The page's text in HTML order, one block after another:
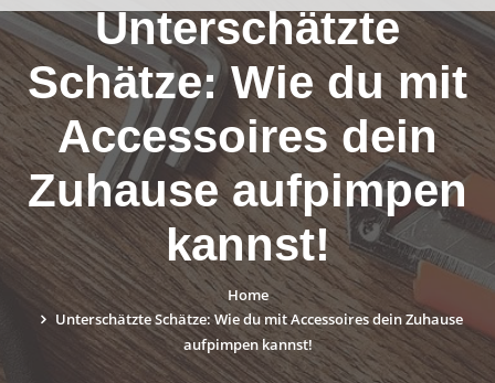
Unterschätzte
Schätze: Wie du mit
Accessoires dein
Zuhause aufpimpen
kannst!
Home
Unterschätzte Schätze: Wie du mit Accessoires dein Zuhause
aufpimpen kannst!